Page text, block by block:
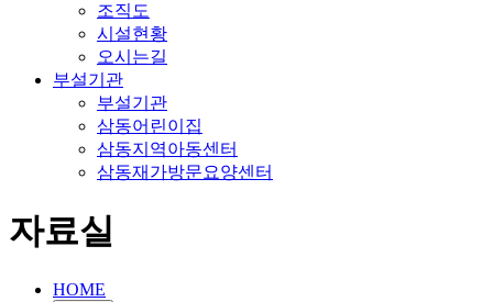
조직도
시설현황
오시는길
부설기관
부설기관
삼동어린이집
삼동지역아동센터
삼동재가방문요양센터
자료실
HOME